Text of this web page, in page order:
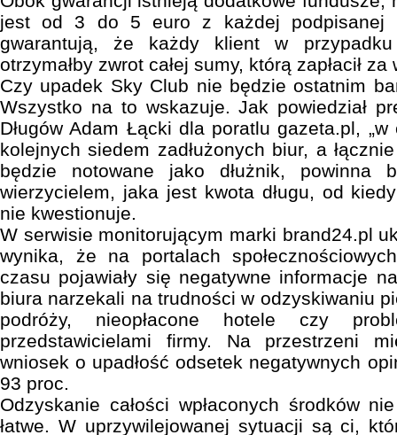
jest od 3 do 5 euro z każdej podpisanej
gwarantują, że każdy klient w
otrzymałby zwrot całej sumy, którą zapłacił
Czy upadek Sky Club nie będzie ostatnim
Wszystko na to wskazuje. Jak powiedział
Długów Adam Łącki dla poratlu gazeta.pl,
kolejnych siedem zadłużonych biur, a
będzie notowane jako dłużnik, powinna
wierzycielem, jaka jest kwota długu, od
nie kwestionuje.
W serwisie monitorującym marki brand24.pl
wynika, że na portalach
czasu pojawiały się negatywne informacje
biura narzekali na trudności w odzyskiwaniu
podróży, nieopłacone hotele czy
przedstawicielami firmy. Na przestrzeni
wniosek o upadłość odsetek negatywnych
93 proc.
Odzyskanie całości wpłaconych środków
łatwe. W uprzywilejowanej sytuacji są ci,